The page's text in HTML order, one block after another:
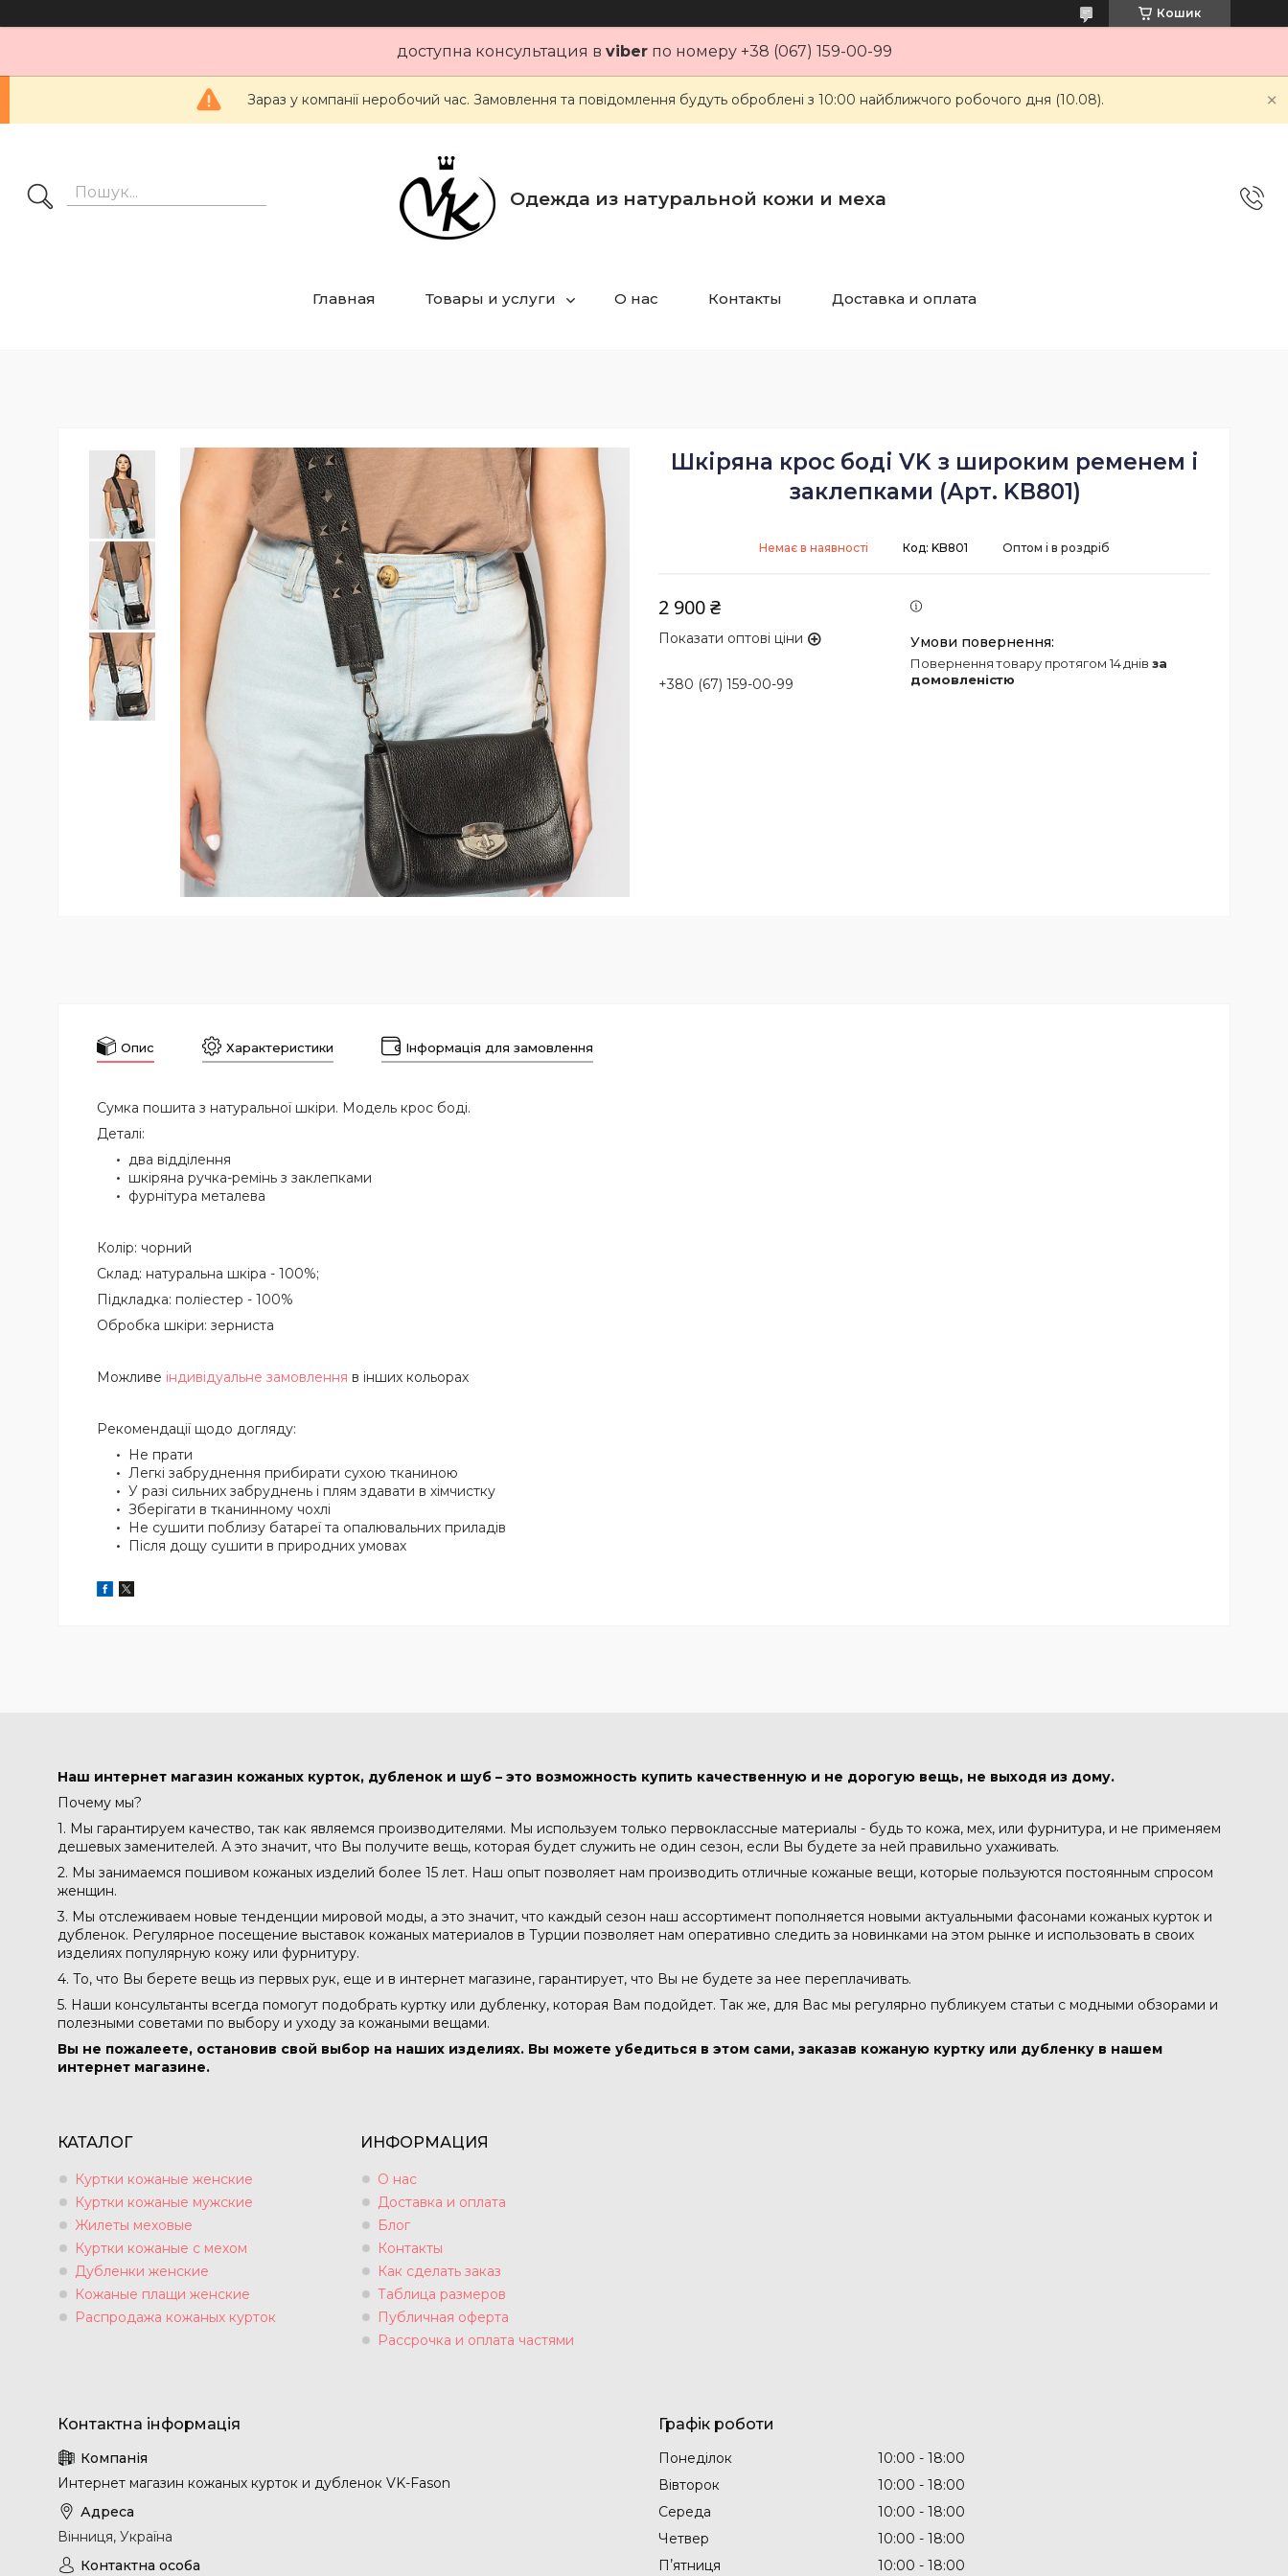
Кошик
доступна консультация в viberпо номеру +38 (067) 159-00-99
Зараз у компанії неробочий час. Замовлення та повідомлення будуть оброблені з 10:00 найближчого робочого дня (10.08).
Одежда из натуральной кожи и меха
Главная Товары и услуги О нас Контакты Доставка и оплата
Шкіряна крос боді VK з широким ременем і
заклепками (Арт. KB801)
Немає в наявності Оптом і в роздріб
Код: KB801
2 900 ₴
Показати оптові ціни
+380 (67) 159-00-99
повернення товару протягом 14 днів за
домовленістю
Опис Характеристики Інформація для замовлення
Сумка пошита з натуральної шкіри. Модель крос боді.
Деталі:
два відділення
шкіряна ручка-ремінь з заклепками
фурнітура металева
Колір: чорний
Склад: натуральна шкіра - 100%;
Підкладка: поліестер - 100%
Обробка шкіри: зерниста
Можливе індивідуальне замовлення в інших кольорах
Рекомендації щодо догляду:
Не прати
Легкі забруднення прибирати сухою тканиною
У разі сильних забруднень і плям здавати в хімчистку
Зберігати в тканинному чохлі
Не сушити поблизу батареї та опалювальних приладів
Після дощу сушити в природних умовах
Наш интернет магазин кожаных курток, дубленок и шуб – это возможность купить качественную и не дорогую вещь, не выходя из дому.
Почему мы?
1. Мы гарантируем качество, так как являемся производителями. Мы используем только первоклассные материалы - будь то кожа, мех, или фурнитура, и не применяем
дешевых заменителей. А это значит, что Вы получите вещь, которая будет служить не один сезон, если Вы будете за ней правильно ухаживать.
2. Мы занимаемся пошивом кожаных изделий более 15 лет. Наш опыт позволяет нам производить отличные кожаные вещи, которые пользуются постоянным спросом
женщин.
3. Мы отслеживаем новые тенденции мировой моды, а это значит, что каждый сезон наш ассортимент пополняется новыми актуальными фасонами кожаных курток и
дубленок. Регулярное посещение выставок кожаных материалов в Турции позволяет нам оперативно следить за новинками на этом рынке и использовать в своих
изделиях популярную кожу или фурнитуру.
4. То, что Вы берете вещь из первых рук, еще и в интернет магазине, гарантирует, что Вы не будете за нее переплачивать.
5. Наши консультанты всегда помогут подобрать куртку или дубленку, которая Вам подойдет. Так же, для Вас мы регулярно публикуем статьи с модными обзорами и
полезными советами по выбору и уходу за кожаными вещами.
Вы не пожалеете, остановив свой выбор на наших изделиях. Вы можете убедиться в этом сами, заказав кожаную куртку или дубленку в нашем
интернет магазине.
КАТАЛОГ
Куртки кожаные женские
Куртки кожаные мужские
Жилеты меховые
Куртки кожаные с мехом
Дубленки женские
Кожаные плащи женские
Распродажа кожаных курток
ИНФОРМАЦИЯ
О нас
Доставка и оплата
Блог
Контакты
Как сделать заказ
Таблица размеров
Публичная оферта
Рассрочка и оплата частями
Интернет магазин кожаных курток и дубленок VK-Fason
Вінниця, Україна
Графік роботи
Понеділок 10:00
18:00
Вівторок
10:00
18:00
Середа
10:00
18:00
Четвер
10:00
18:00
Пʼятниця
10:00 18:00